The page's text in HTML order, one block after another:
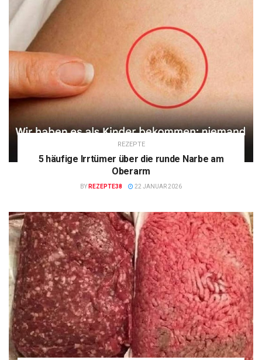
REZEPTE
5 häufige Irrtümer über die runde Narbe am
Oberarm
BY REZEPTE38 22 JANUAR 2026